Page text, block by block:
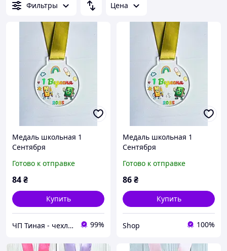
Фильтры Цена
Медаль школьная 1
Сентября
Готово к отправке
84₴
Купить
ЧП Тиная - чехлы и стекло для телефонов, ночники, игрушки 99%
Медаль школьная 1
Сентября
Готово к отправке
86₴
Купить
Shop 100%